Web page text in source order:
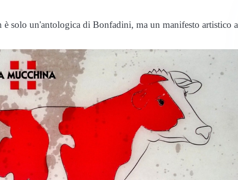
è solo un'antologica di Bonfadini, ma un manifesto artistico a